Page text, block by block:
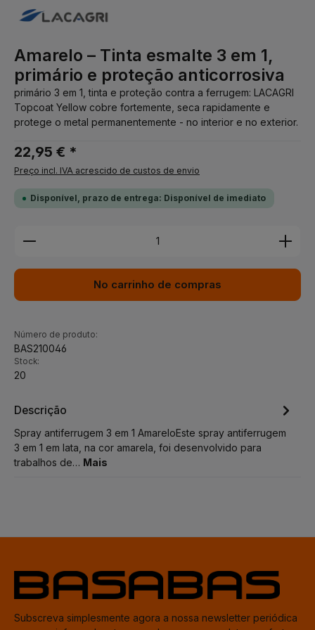
Amarelo – Tinta esmalte 3 em 1,
primário e proteção anticorrosiva
primário 3 em 1, tinta e proteção contra a ferrugem: LACAGRI
Topcoat Yellow cobre fortemente, seca rapidamente e
protege o metal permanentemente - no interior e no exterior.
22,95 € *
Preço incl. IVA acrescido de custos de envio
Disponível, prazo de entrega: Disponível de imediato
Quantidade do Produto: Insira a quantidade
No carrinho de compras
Número de produto:
BAS210046
Stock:
20
Descrição
Spray antiferrugem 3 em 1 AmareloEste spray antiferrugem
3 em 1 em lata, na cor amarela, foi desenvolvido para
trabalhos de… Mais
Subscreva simplesmente agora a nossa newsletter periódica